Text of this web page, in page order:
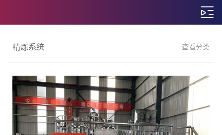
精炼系统 查看分类